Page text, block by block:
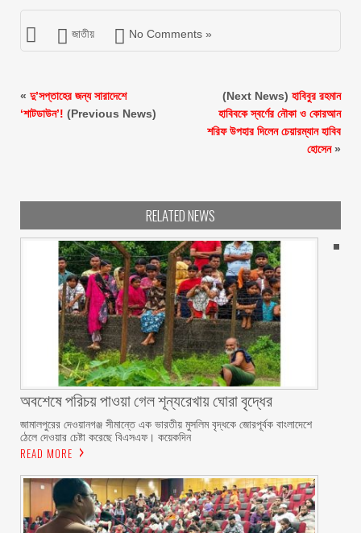
জাতীয় No Comments »
« দু’সপ্তাহের জন্য সারাদেশে
‘শাটডাউন’! (Previous News)
(Next News) হাবিবুর রহমান
হাবিবকে স্বর্ণের নৌকা ও কোরআন
শরিফ উপহার দিলেন চেয়ারম্যান হাবিব
হোসেন»
RELATED NEWS
অবশেষে পরিচয় পাওয়া গেল শূন্যরেখায় ঘোরা বৃদ্ধের
জামালপুরের দেওয়ানগঞ্জ সীমান্তে এক ভারতীয় মুসলিম বৃদ্ধকে জোরপূর্বক বাংলাদেশে
ঠেলে দেওয়ার চেষ্টা করেছে বিএসএফ। কয়েকদিন
READ MORE